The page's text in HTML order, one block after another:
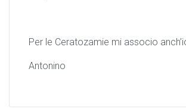
Per le Ceratozamie mi associo
Antonino